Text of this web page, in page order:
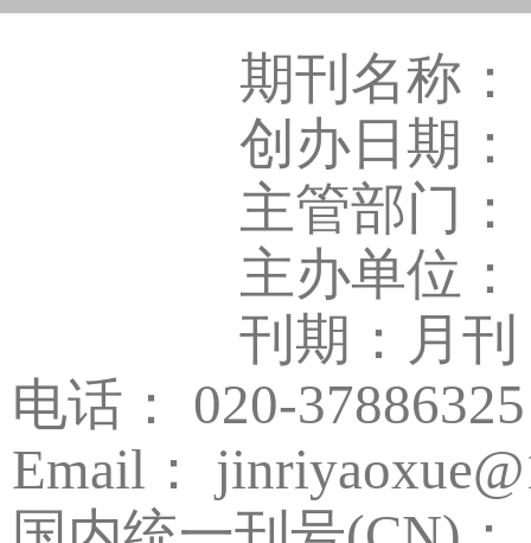
期刊名称
创办日期：
主管部门
主办单位
刊期：月刊
电话： 020-37886325
Email：